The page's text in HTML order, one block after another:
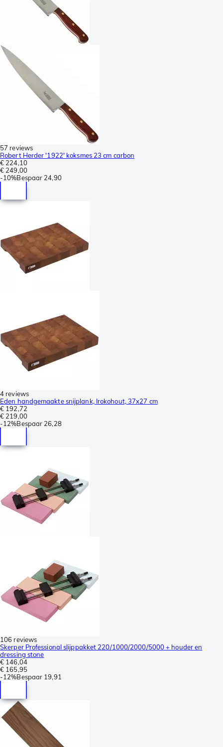
57 reviews
Robert Herder '1922' koksmes 23 cm carbon
€ 224,10
€ 249,00
-10%Bespaar 24,90
4 reviews
Eden handgemaakte snijplank, Irokohout, 37x27 cm
€ 192,72
€ 219,00
-12%Bespaar 26,28
106 reviews
Skerper Professional slijppakket 220/1000/2000/5000 + houder en
dressing stone
€ 146,04
€ 165,95
-12%Bespaar 19,91